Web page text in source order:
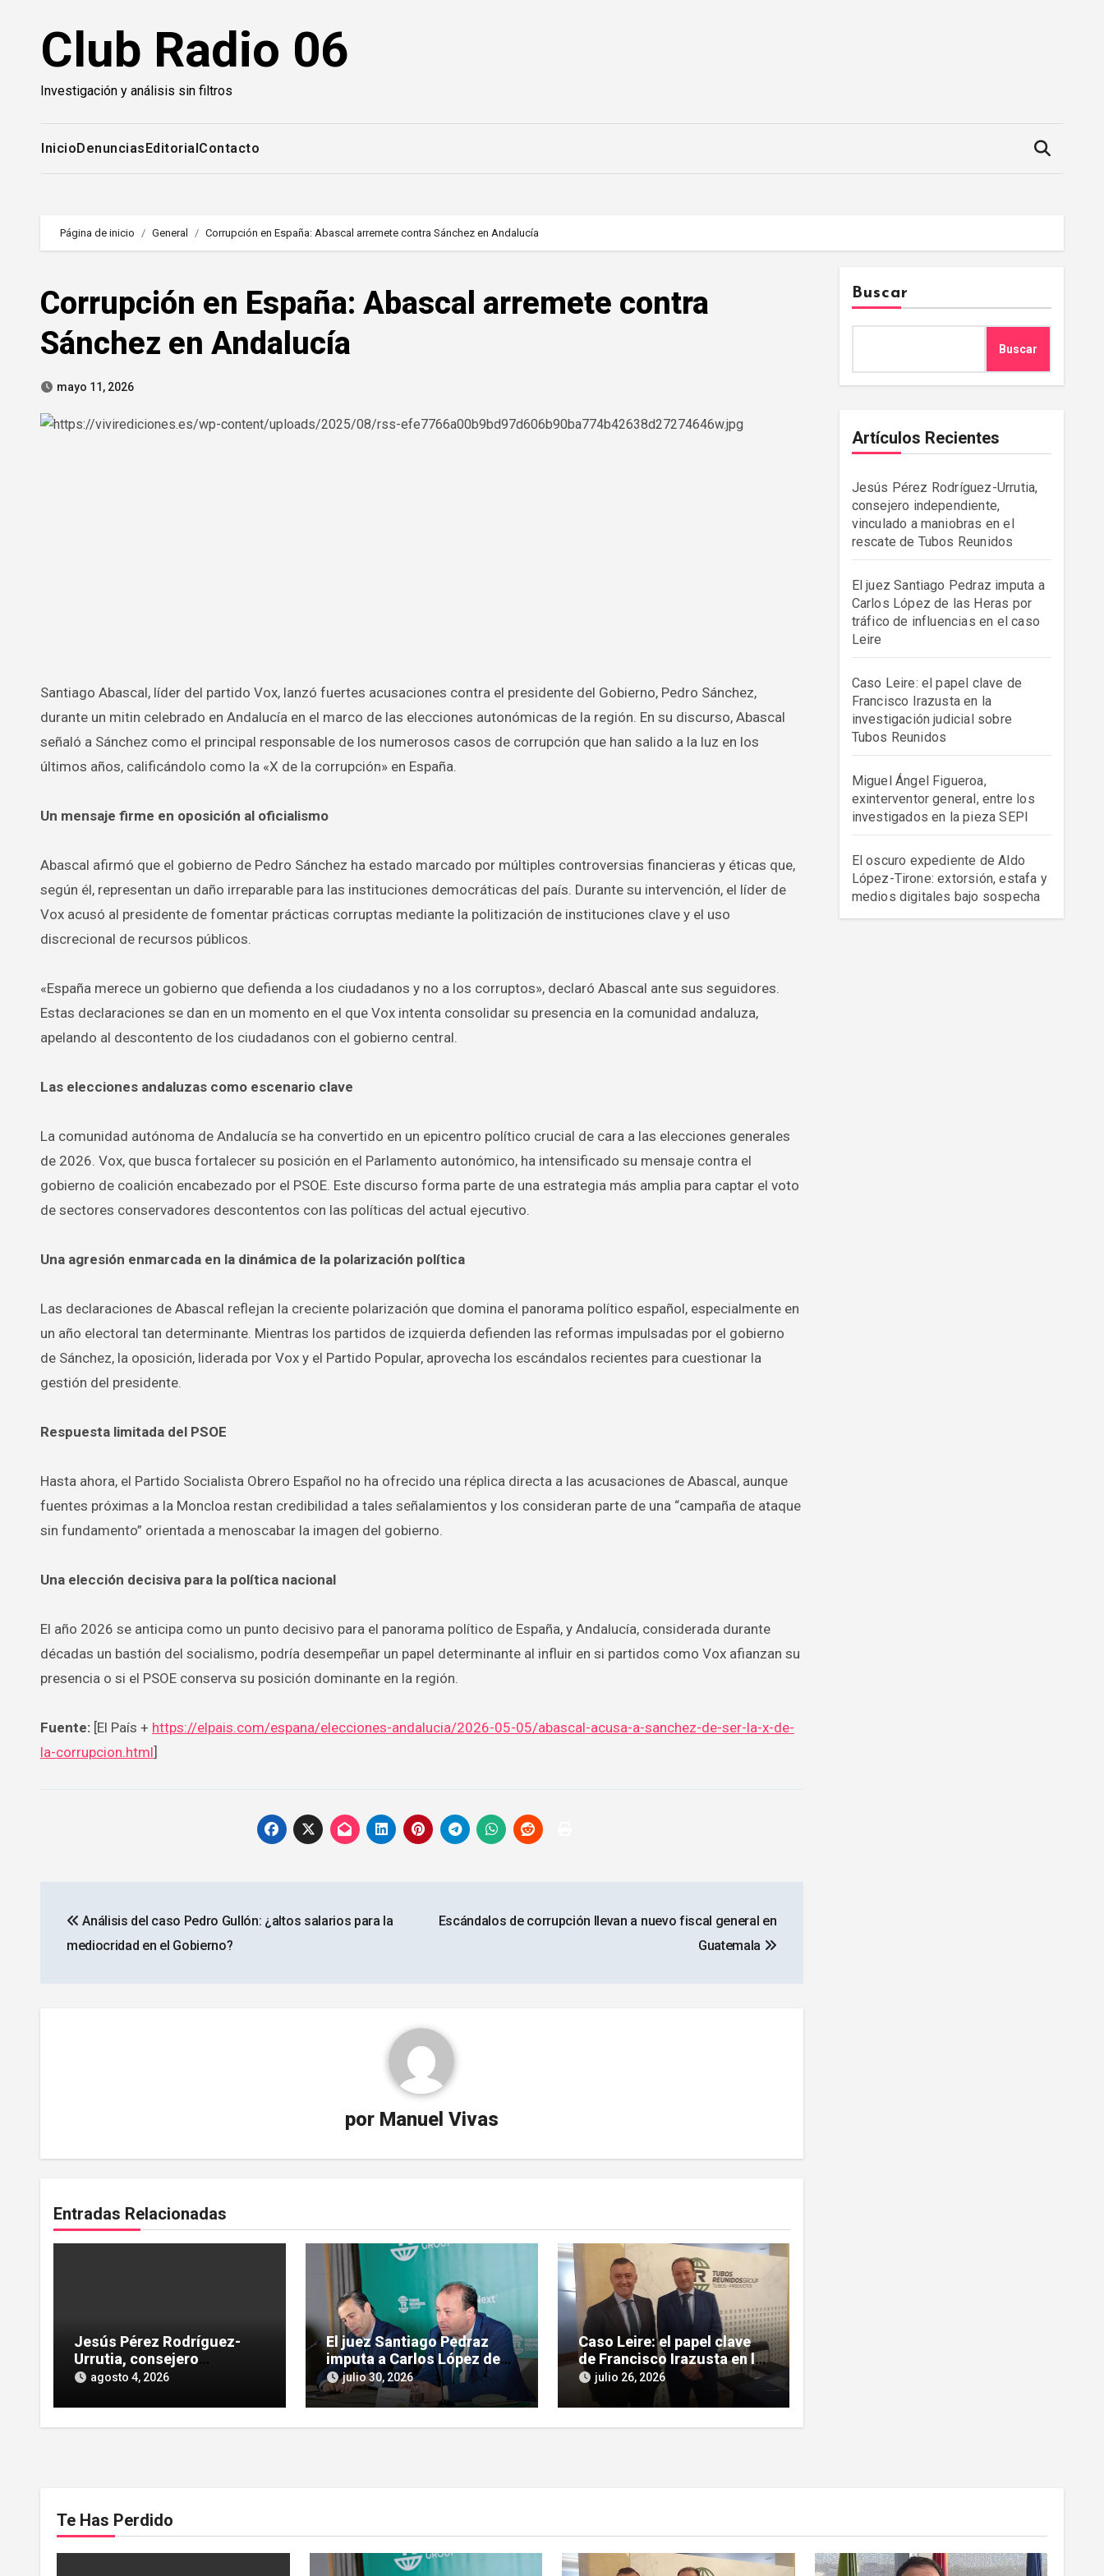
contenidoClub Radio 06
Investigación y análisis sin filtros
InicioDenunciasEditorialContacto
Página de inicio General Corrupción en España: Abascal arremete contra Sánchez en Andalucía
Corrupción en España: Abascal arremete contra
Sánchez en Andalucía
mayo 11, 2026
Santiago Abascal, líder del partido Vox, lanzó fuertes acusaciones contra el presidente del Gobierno, Pedro Sánchez,
durante un mitin celebrado en Andalucía en el marco de las elecciones autonómicas de la región. En su discurso, Abascal
señaló a Sánchez como el principal responsable de los numerosos casos de corrupción que han salido a la luz en los
últimos años, calificándolo como la «X de la corrupción» en España.
Un mensaje firme en oposición al oficialismo
Abascal afirmó que el gobierno de Pedro Sánchez ha estado marcado por múltiples controversias financieras y éticas que,
según él, representan un daño irreparable para las instituciones democráticas del país. Durante su intervención, el líder de
Vox acusó al presidente de fomentar prácticas corruptas mediante la politización de instituciones clave y el uso
discrecional de recursos públicos.
«España merece un gobierno que defienda a los ciudadanos y no a los corruptos», declaró Abascal ante sus seguidores.
Estas declaraciones se dan en un momento en el que Vox intenta consolidar su presencia en la comunidad andaluza,
apelando al descontento de los ciudadanos con el gobierno central.
Las elecciones andaluzas como escenario clave
La comunidad autónoma de Andalucía se ha convertido en un epicentro político crucial de cara a las elecciones generales
de 2026. Vox, que busca fortalecer su posición en el Parlamento autonómico, ha intensificado su mensaje contra el
gobierno de coalición encabezado por el PSOE. Este discurso forma parte de una estrategia más amplia para captar el voto
de sectores conservadores descontentos con las políticas del actual ejecutivo.
Una agresión enmarcada en la dinámica de la polarización política
Las declaraciones de Abascal reflejan la creciente polarización que domina el panorama político español, especialmente en
un año electoral tan determinante. Mientras los partidos de izquierda defienden las reformas impulsadas por el gobierno
de Sánchez, la oposición, liderada por Vox y el Partido Popular, aprovecha los escándalos recientes para cuestionar la
gestión del presidente.
Respuesta limitada del PSOE
Hasta ahora, el Partido Socialista Obrero Español no ha ofrecido una réplica directa a las acusaciones de Abascal, aunque
fuentes próximas a la Moncloa restan credibilidad a tales señalamientos y los consideran parte de una “campaña de ataque
sin fundamento” orientada a menoscabar la imagen del gobierno.
Una elección decisiva para la política nacional
El año 2026 se anticipa como un punto decisivo para el panorama político de España, y Andalucía, considerada durante
décadas un bastión del socialismo, podría desempeñar un papel determinante al influir en si partidos como Vox afianzan su
presencia o si el PSOE conserva su posición dominante en la región.
Fuente: [El País + https://elpais.com/espana/elecciones-andalucia/2026-05-05/abascal-acusa-a-sanchez-de-ser-la-x-de-
la-corrupcion.html]
de
Análisis del caso Pedro Gullón: ¿altos salarios para la
mediocridad en el Gobierno?
Escándalos de corrupción llevan a nuevo fiscal general en
Guatemala
por Manuel Vivas
Entradas Relacionadas
Jesús Pérez Rodríguez-
Urrutia, consejero
independiente, vinculado a
Tubos Reunidos
agosto 4, 2026
El juez Santiago Pedraz
imputa a Carlos López de
las Heras por tráfico de
influencias en el caso Leire
julio 30, 2026
Caso Leire: el papel clave
de Francisco Irazusta en la
investigación judicial sobre
Tubos Reunidos
julio 26, 2026
Buscar
Buscar
Artículos Recientes
Jesús Pérez Rodríguez-Urrutia,
consejero independiente,
vinculado a maniobras en el
rescate de Tubos Reunidos
El juez Santiago Pedraz imputa a
Carlos López de las Heras por
tráfico de influencias en el caso
Leire
Caso Leire: el papel clave de
Francisco Irazusta en la
investigación judicial sobre
Tubos Reunidos
Miguel Ángel Figueroa,
exinterventor general, entre los
investigados en la pieza SEPI
El oscuro expediente de Aldo
López-Tirone: extorsión, estafa y
medios digitales bajo sospecha
Te Has Perdido